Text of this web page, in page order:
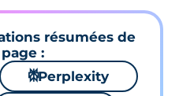
résumées de
:
⚙Perplexity